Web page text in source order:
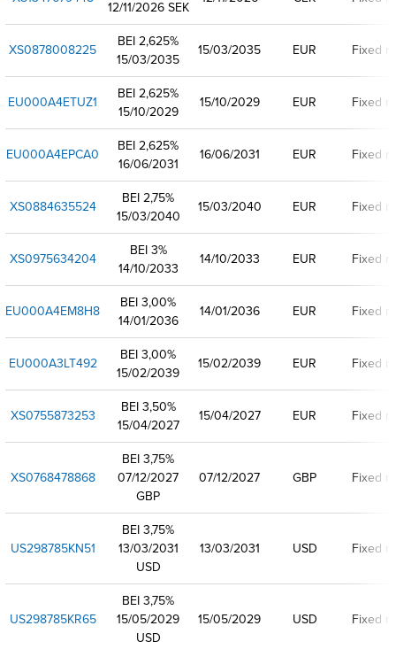
12/11/2026 SEK
XS0878008225
BEI 2,625%
15/03/2035
15/03/2035 EUR Fixed
EU000A4ETUZ1
BEI 2,625%
15/10/2029
15/10/2029 EUR Fixed
EU000A4EPCA0
BEI 2,625%
16/06/2031
16/06/2031 EUR Fixed
XS0884635524
BEI 2,75%
15/03/2040
15/03/2040 EUR Fixed
XS0975634204
BEI 3%
14/10/2033
14/10/2033 EUR Fixed
EU000A4EM8H8
BEI 3,00%
14/01/2036
14/01/2036 EUR Fixed
EU000A3LT492
BEI 3,00%
15/02/2039
15/02/2039 EUR Fixed
XS0755873253
BEI 3,50%
15/04/2027
15/04/2027 EUR Fixed
XS0768478868
BEI 3,75%
07/12/2027
GBP
07/12/2027 GBP Fixed
US298785KN51
BEI 3,75%
13/03/2031
USD
13/03/2031 USD Fixed
US298785KR65
BEI 3,75%
15/05/2029
USD
15/05/2029 USD Fixed